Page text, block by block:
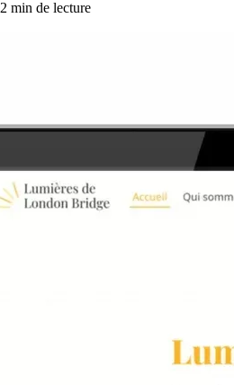
2 min de lecture